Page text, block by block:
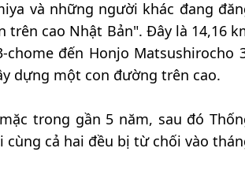
và những người khác đang
cao Nhật Bản". Đây là 14,16
đến Honjo Matsushirocho
dựng một con đường trên cao.
trong gần 5 năm, sau đó
cả hai đều bị từ chối vào